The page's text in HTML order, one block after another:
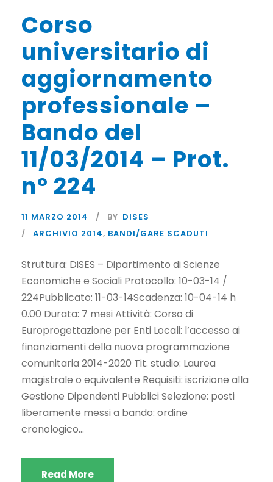
Corso
universitario di
aggiornamento
professionale –
Bando del
11/03/2014 – Prot.
n° 224
11 MARZO 2014 BY DISES
ARCHIVIO 2014, BANDI/GARE SCADUTI
Struttura: DiSES – Dipartimento di Scienze
Economiche e Sociali Protocollo: 10-03-14 /
224Pubblicato: 11-03-14Scadenza: 10-04-14 h
0.00 Durata: 7 mesi Attività: Corso di
Europrogettazione per Enti Locali: l’accesso ai
finanziamenti della nuova programmazione
comunitaria 2014-2020 Tit. studio: Laurea
magistrale o equivalente Requisiti: iscrizione alla
Gestione Dipendenti Pubblici Selezione: posti
liberamente messi a bando: ordine
cronologico...
Read More